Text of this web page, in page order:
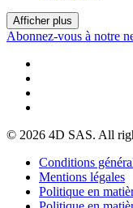
Afficher plus
Abonnez-vous à notre
© 2026 4D SAS. All
Conditions
Mentions légales
Politique en